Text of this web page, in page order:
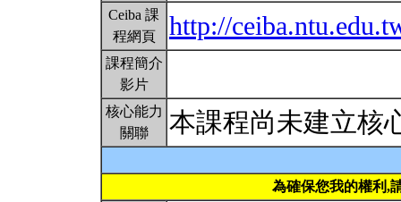
Ceiba 課
程網頁
http://
課程簡介
影片
核心能力
關聯
本課程尚未建立核
為確保您我的權利,